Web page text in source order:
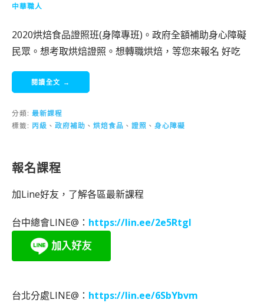
中華職人
2020烘焙食品證照班(身障專班)。政府全額補助身心障礙
民眾。想考取烘焙證照。想轉職烘焙，等您來報名 好吃
閱讀全文 →
分類: 最新課程
標籤: 丙級 、 政府補助 、 烘焙食品 、 證照 、 身心障礙
報名課程
加Line好友，了解各區最新課程
台中總會LINE@： https://lin.ee/2e5RtgI
台北分處LINE@： https://lin.ee/6SbYbvm